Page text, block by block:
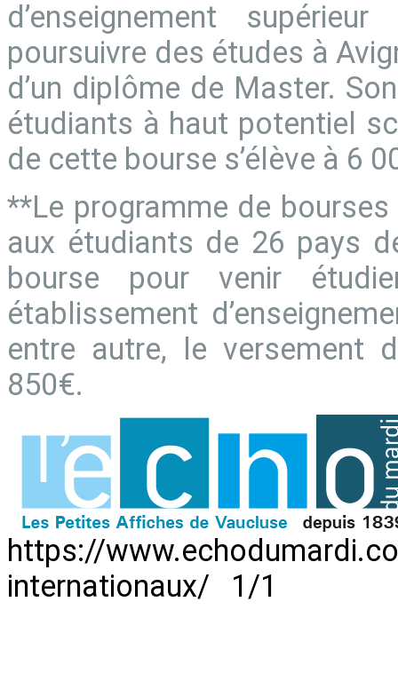
d’enseignement
poursuivre des études à
d’un diplôme de Master.
étudiants à haut potentiel
de cette bourse s’élève à 6
**Le programme de bourses
aux étudiants de 26 pays
bourse pour venir
établissement
entre autre, le versement
850€.
https://
internationaux/ 1/1